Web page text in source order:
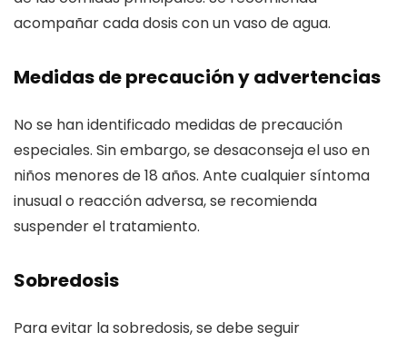
acompañar cada dosis con un vaso de agua.
Medidas de precaución y advertencias
No se han identificado medidas de precaución
especiales. Sin embargo, se desaconseja el uso en
niños menores de 18 años. Ante cualquier síntoma
inusual o reacción adversa, se recomienda
suspender el tratamiento.
Sobredosis
Para evitar la sobredosis, se debe seguir